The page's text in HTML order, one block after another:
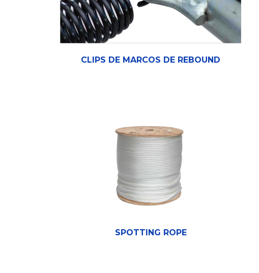
CLIPS DE MARCOS DE REBOUND
SPOTTING ROPE